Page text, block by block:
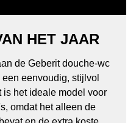
HET JAAR
de Geberit douche-wc
eenvoudig, stijlvol
is het ideale model voor
omdat het alleen de